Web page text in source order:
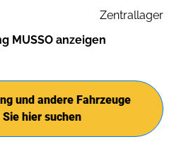
Zentrallager
MUSSO anzeigen
und andere Fahrzeuge
Sie hier suchen